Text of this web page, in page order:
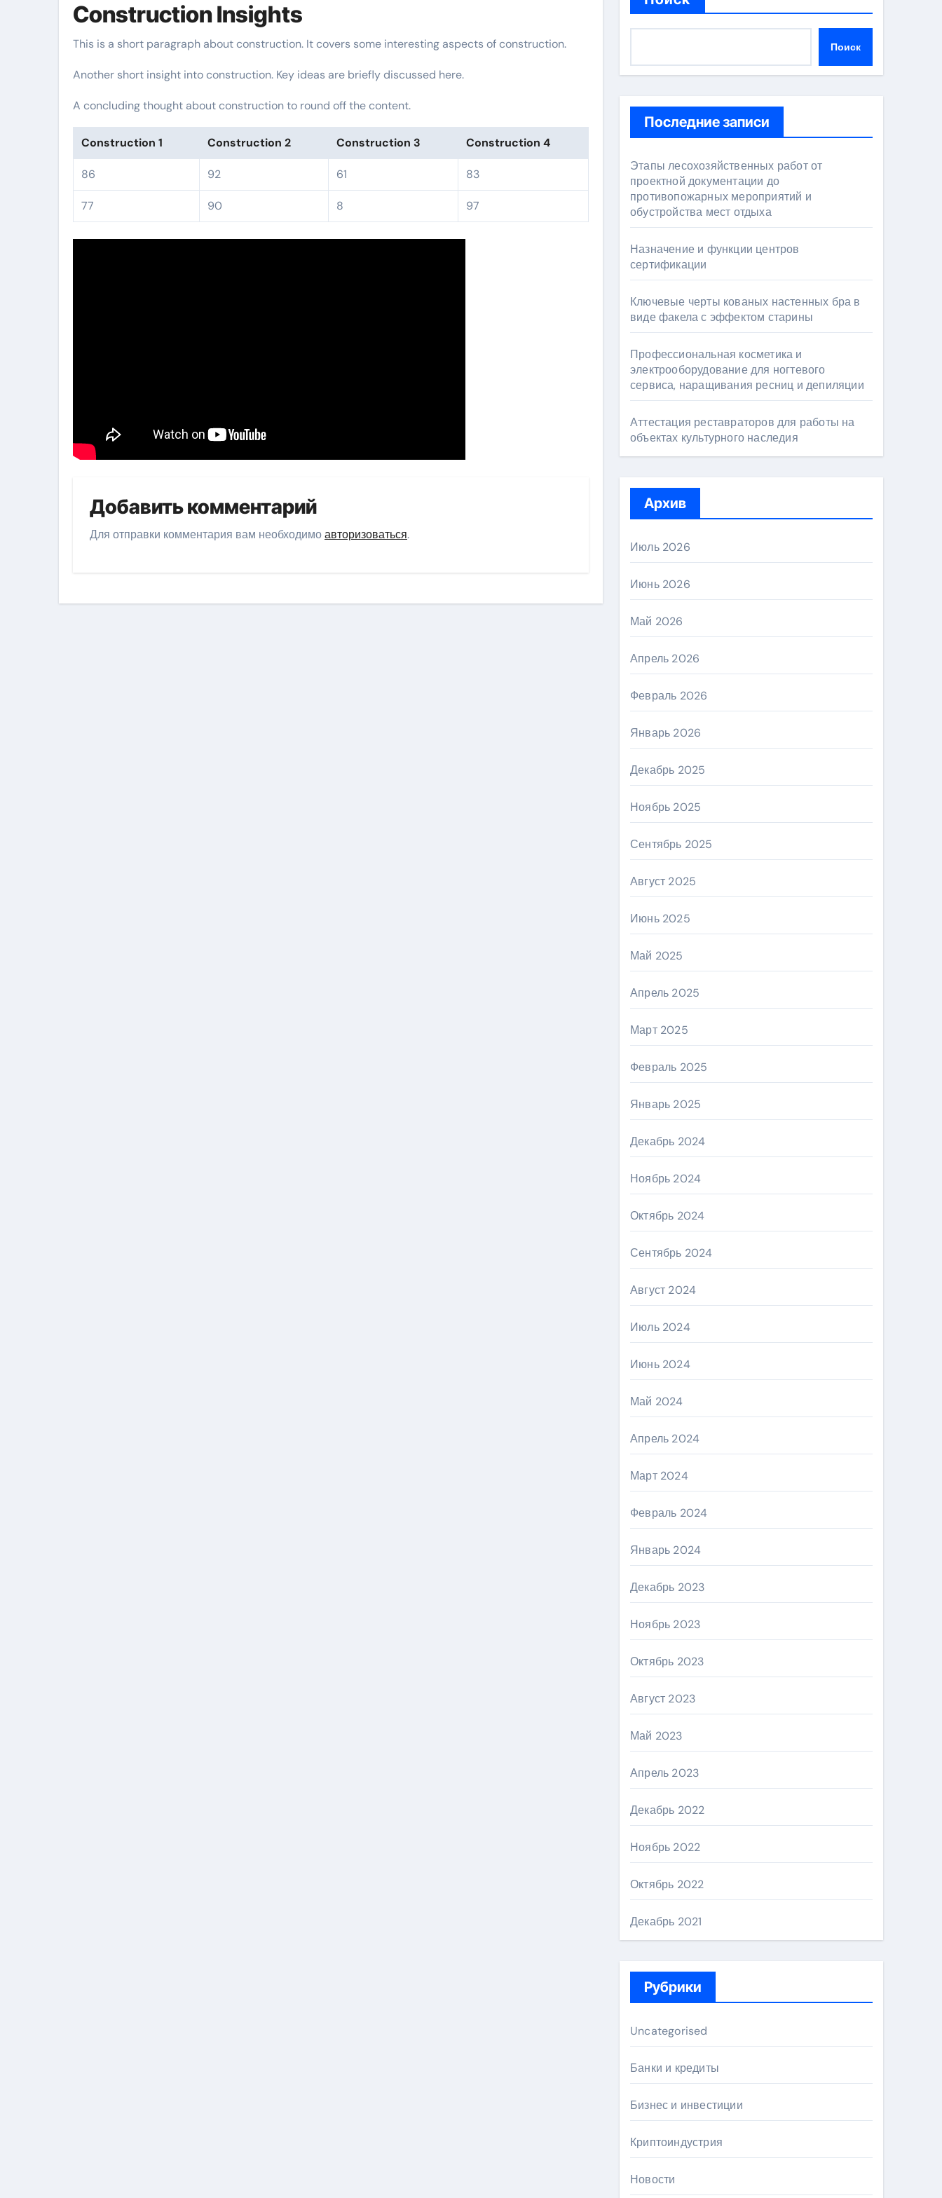
Construction Insights
This is a short paragraph about construction. It covers some interesting aspects of construction.
Another short insight into construction. Key ideas are briefly discussed here.
A concluding thought about construction to round off the content.
Construction 1 Construction 2 Construction 3 Construction 4
86 92 61 83
77 90 8 97
Добавить комментарий
Для отправки комментария вам необходимоавторизоваться.
Поиск
Последние записи
Этапы лесохозяйственных работ от
проектной документации до
противопожарных мероприятий и
обустройства мест отдыха
Назначение и функции центров
сертификации
Ключевые черты кованых настенных бра в
виде факела с эффектом старины
Профессиональная косметика и
электрооборудование для ногтевого
сервиса, наращивания ресниц и депиляции
Аттестация реставраторов для работы на
объектах культурного наследия
Архив
Июль 2026
Июнь 2026
Май 2026
Апрель 2026
Февраль 2026
Январь 2026
Декабрь 2025
Ноябрь 2025
Сентябрь 2025
Август 2025
Июнь 2025
Май 2025
Апрель 2025
Март 2025
Февраль 2025
Январь 2025
Декабрь 2024
Ноябрь 2024
Октябрь 2024
Сентябрь 2024
Август 2024
Июль 2024
Июнь 2024
Май 2024
Апрель 2024
Март 2024
Февраль 2024
Январь 2024
Декабрь 2023
Ноябрь 2023
Октябрь 2023
Август 2023
Май 2023
Апрель 2023
Декабрь 2022
Ноябрь 2022
Октябрь 2022
Декабрь 2021
Рубрики
Uncategorised
Банки и кредиты
Бизнес и инвестиции
Криптоиндустрия
Новости